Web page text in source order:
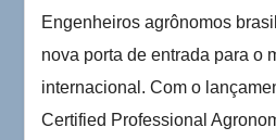
Engenheiros agrônomos
nova porta de entrada para o
internacional. Com o
Certified Professional